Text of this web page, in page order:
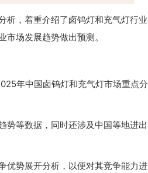
析，着重介绍了卤钨灯和充气灯行业
场发展趋势做出预测。
年中国卤钨灯和充气灯市场重点分
势等数据，同时还涉及中国等地进出
优势展开分析，以便对其竞争能力进